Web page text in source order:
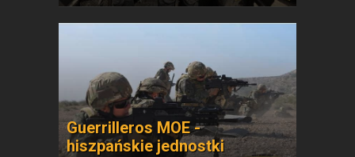
Guerrilleros MOE -
hiszpańskie jednostki